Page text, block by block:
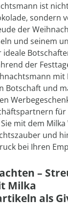
ist
sondern
der
und seinem
ideale
der
Botschaft und
mit dem
und
bei Ihren
–
Milka
als